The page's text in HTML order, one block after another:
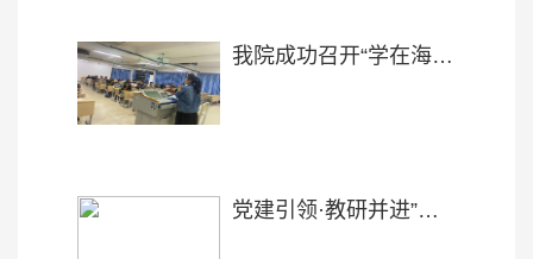
我院成功召开“学在海医，爱在国教”2018级国际学生实习动员会
党建引领·教研并进”系列活动之“人类卫生健康共同体”国际中文课程思政教学团队学术讨论会